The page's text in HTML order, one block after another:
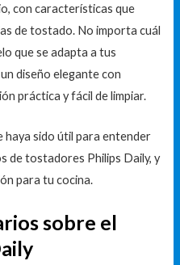
con características que
de tostado. No importa cuál
que se adapta a tus
diseño elegante con
práctica y fácil de limpiar.
haya sido útil para entender
de tostadores Philips Daily, y
para tu cocina.
sobre el